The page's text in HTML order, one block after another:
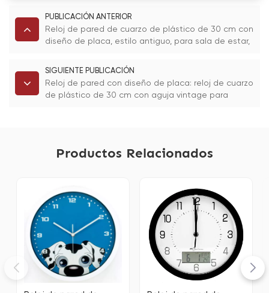
PUBLICACIÓN ANTERIOR
Reloj de pared de cuarzo de plástico de 30 cm con
diseño de placa, estilo antiguo, para sala de estar,
SIGUIENTE PUBLICACIÓN
Reloj de pared con diseño de placa: reloj de cuarzo
de plástico de 30 cm con aguja vintage para
Productos Relacionados